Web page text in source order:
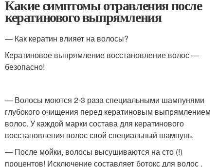
Какие симптомы отравления после
кератинового выпрямления
— Как кератин влияет на волосы?
Кератиновое выпрямление восстановление волос —
безопасно!
— Волосы моются 2-3 раза специальными шампунями
глубокого очищения перед кератиновым выпрямлением
волос. У каждой марки состава для кератинового
восстановления волос свой специальный шампунь.
— После мойки, волосы высушиваются на сто (!)
процентов! Исключение составляет ботокс для волос .